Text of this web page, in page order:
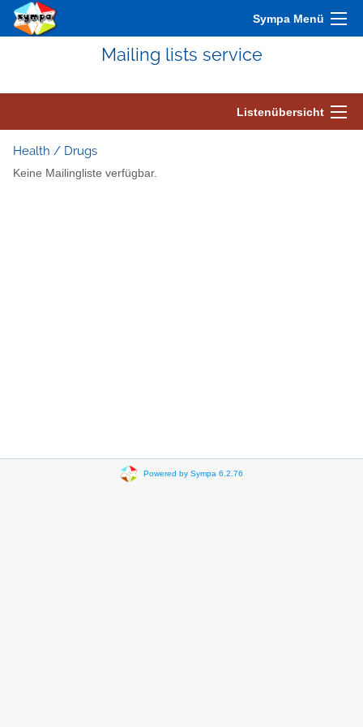
Sympa Menü
Mailing lists service
Listenübersicht
Health / Drugs
Keine Mailingliste verfügbar.
Powered by Sympa 6.2.76